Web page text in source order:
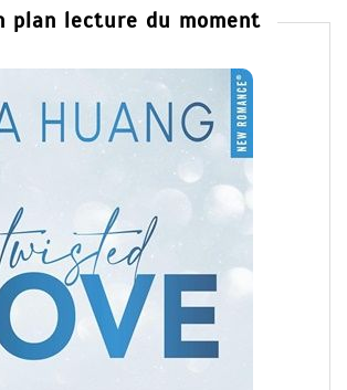
plan lecture du moment